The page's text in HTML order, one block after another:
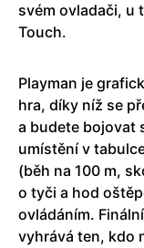
svém ovladači, u
Touch.
Playman je
hra, díky níž se
a budete bojovat
umístění v
(běh na 100 m,
o tyči a hod
ovládáním.
vyhrává ten, kdo